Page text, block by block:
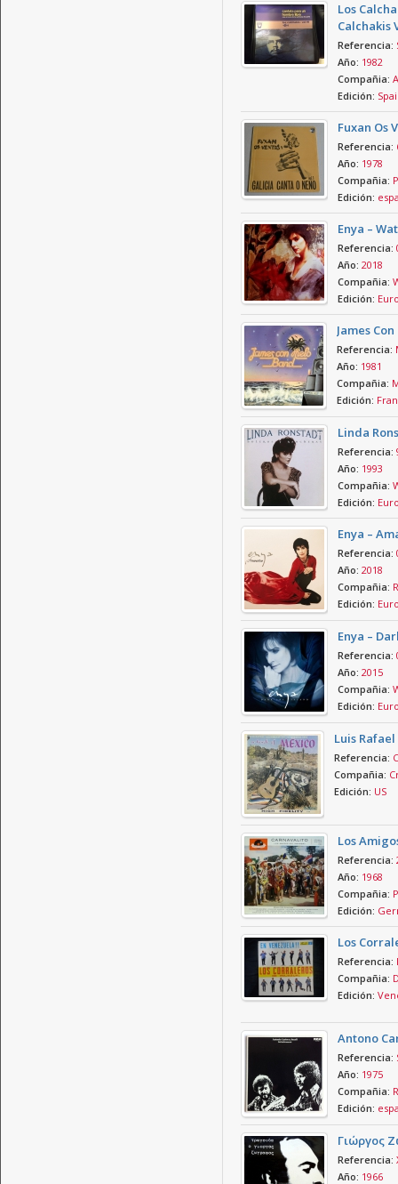
Los
Calchakis
Referencia:
Año: 1982
Compañia:
Edición:
Fuxan Os
Referencia:
Año: 1978
Compañia:
Edición:
Enya –
Referencia:
Año: 2018
Compañia:
Edición:
James
Referencia:
Año: 1981
Compañia:
Edición:
Linda
Referencia:
Año: 1993
Compañia:
Edición:
Enya –
Referencia:
Año: 2018
Compañia:
Edición:
Enya –
Referencia:
Año: 2015
Compañia:
Edición:
Luis
Referencia:
Compañia:
Edición: US
Los
Referencia:
Año: 1968
Compañia:
Edición:
Los
Referencia:
Compañia:
Edición:
Antono
Referencia:
Año: 1975
Compañia:
Edición:
Γιώργος
Referencia:
Año: 1966